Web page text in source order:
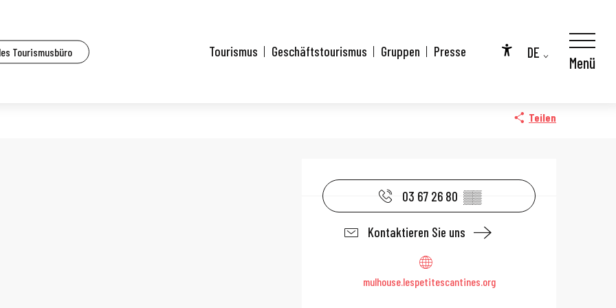
Tourismusbüro
Accessibilité
DE
Tourismus Geschäftstourismus Gruppen Presse
Menü
Teilen
Öffnungszeiten
03 67 26 80 ▒▒
Kontaktieren Sie uns
mulhouse.lespetitescantines.org